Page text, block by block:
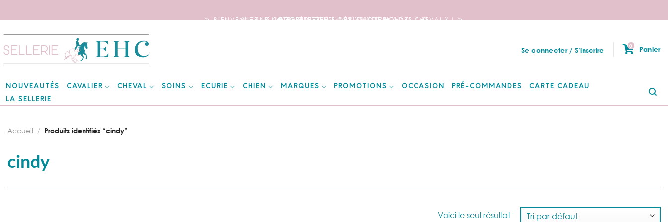
🦄 BIENVENUE SUR NOTRE SITE DEDIE AUX AMOUREUX DES CHEVAUX ! 🦄
📦 FRAIS DE PORT OFFERTS DÈS 150€ D’ACHATS ! 📦
❤️ EXPÉDITIONS WORLDWIDE ❤️
to
content
Se connecter / S’inscrire
0 Panier
NOUVEAUTÉS CAVALIER CHEVAL SOINS ECURIE CHIEN MARQUES PROMOTIONS OCCASION PRÉ-COMMANDES
CARTE CADEAU
LA SELLERIE
cindy
Accueil / Produits identifiés “cindy”
Voici le seul résultat